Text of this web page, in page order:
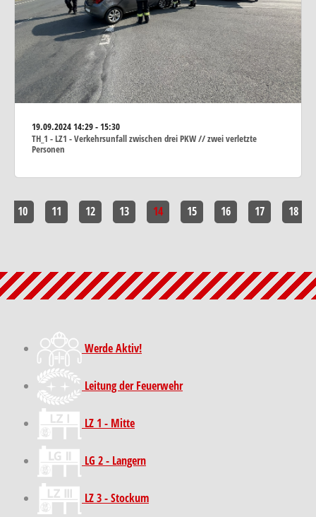
19.09.202414:29 - 15:30
TH_1 - LZ1 - Verkehrsunfall zwischen drei PKW // zwei verletzte
Personen
10 11 12 13 14 15 16 17 18
Werde Aktiv!
Leitung der Feuerwehr
LZ 1 - Mitte
LG 2 - Langern
LZ 3 - Stockum